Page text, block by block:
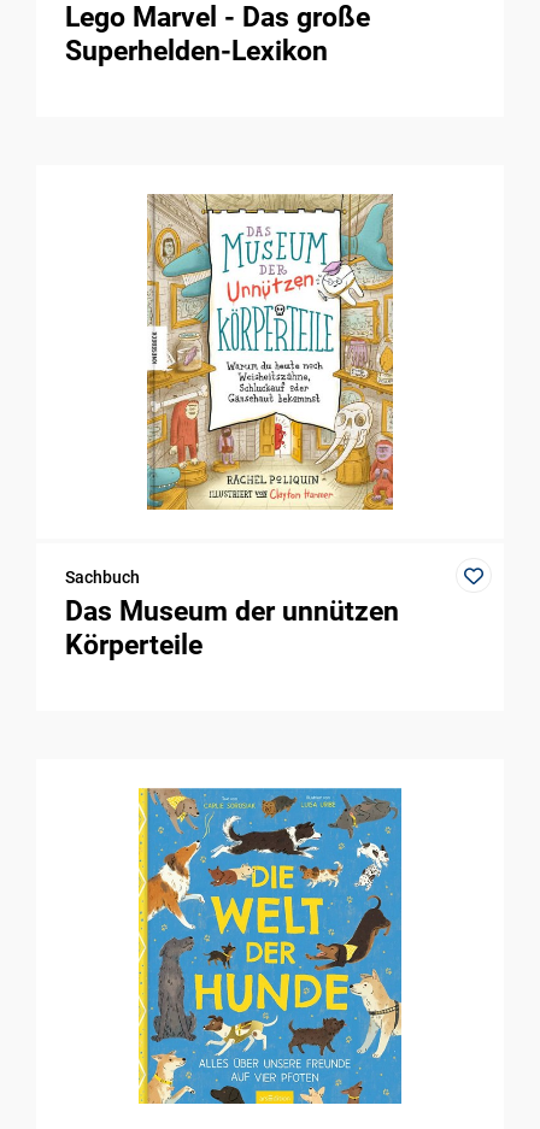
Lego Marvel - Das große
Superhelden-Lexikon
Sachbuch
Das Museum der unnützen
Körperteile